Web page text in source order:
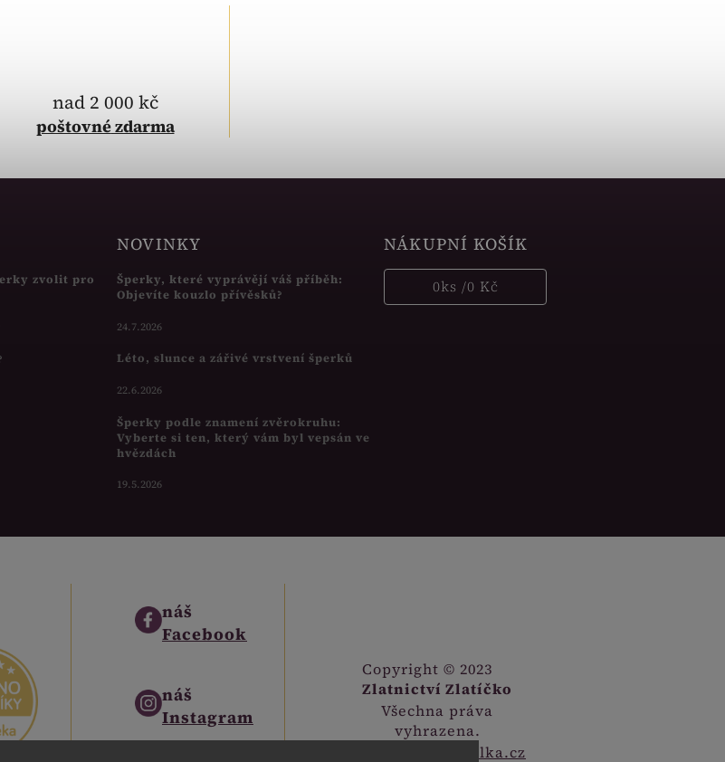
nad 2 000 kč
poštovnézdarma
zvolit pro
NOVINKY
Šperky, které vyprávějí váš příběh:
Objevíte kouzlo přívěsků?
24.7.2026
Léto, slunce a zářivé vrstvení šperků
22.6.2026
Šperky podle znamení zvěrokruhu:
Vyberte si ten, který vám byl vepsán ve
hvězdách
19.5.2026
NÁKUPNÍ KOŠÍK
0ks /0 Kč
náš
Facebook
náš
Instagram
Copyright © 2023
Zlatnictví Zlatíčko
Všechna práva
vyhrazena.
Digitalka.cz